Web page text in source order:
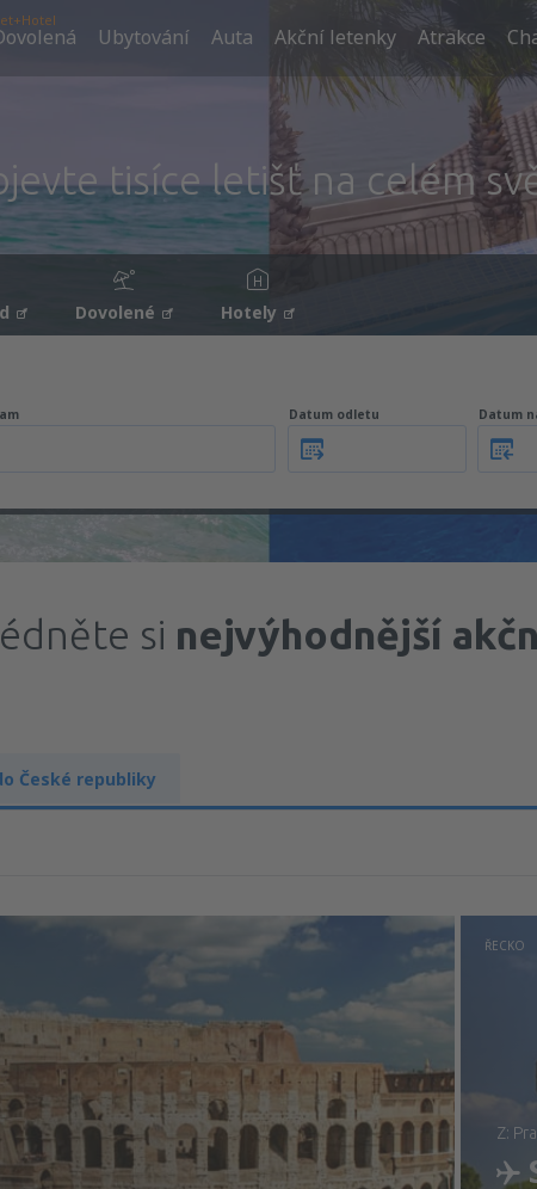
Ubytování Auta Akční letenky Atrakce
tisíce letišť na celém
Dovolené Hotely
Datum odletu Datum
si nejvýhodnější
České republiky
ŘECKO
z: